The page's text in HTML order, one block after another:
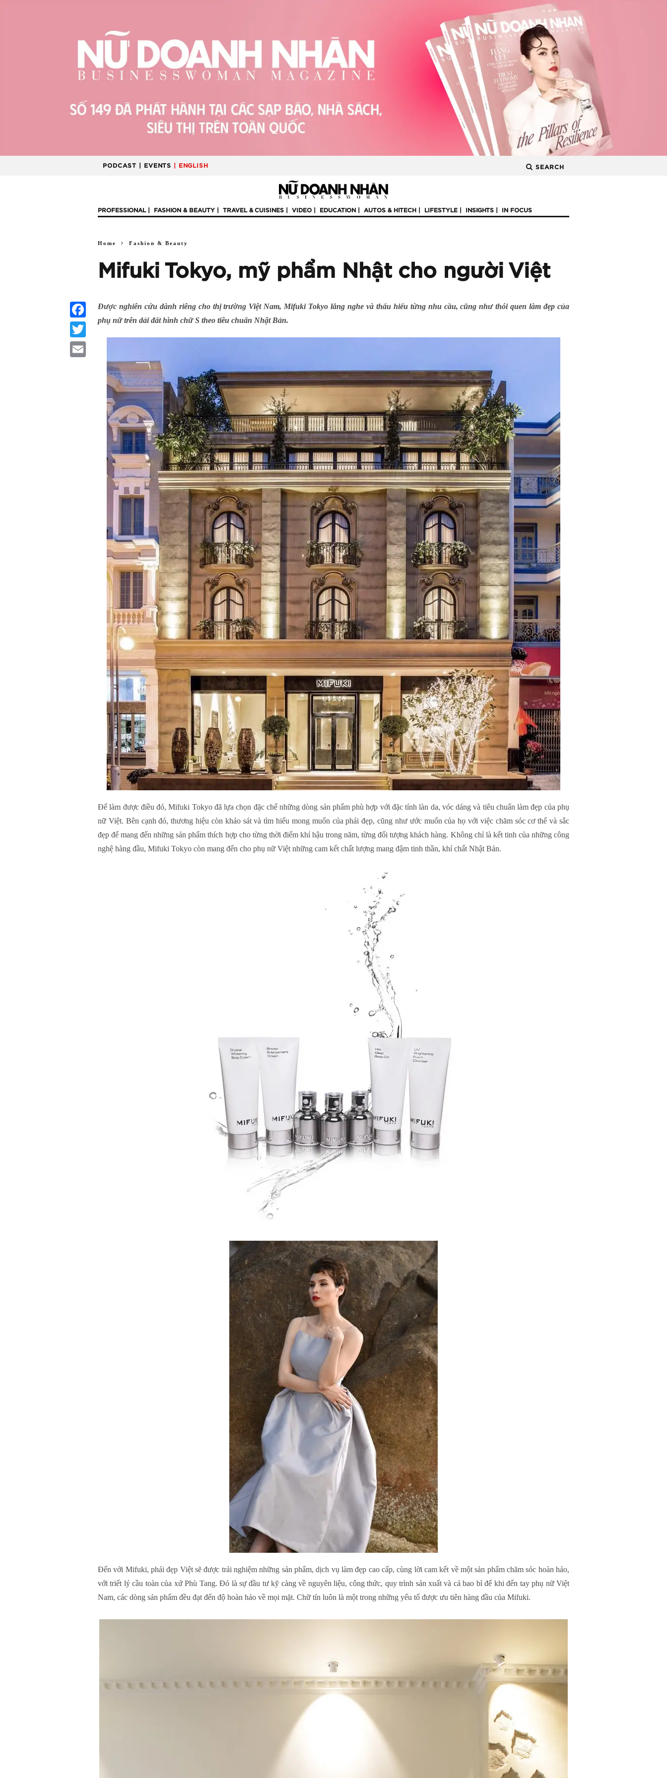
PODCAST | EVENTS | ENGLISH SEARCH
PROFESSIONAL FASHION & BEAUTY TRAVEL & CUISINES VIDEO EDUCATION AUTOS & HITECH LIFESTYLE INSIGHTS IN FOCUS
Home Fashion & Beauty
Mifuki Tokyo, mỹ phẩm Nhật cho người Việt
Được nghiên cứu dành riêng cho thị trường Việt Nam, Mifuki Tokyo lắng nghe và thấu hiểu từng nhu cầu, cũng như thói quen làm đẹp của
phụ nữ trên dải đất hình chữ S theo tiêu chuẩn Nhật Bản.
Để làm được điều đó, Mifuki Tokyo đã lựa chọn đặc chế những dòng sản phẩm phù hợp với đặc tính làn da, vóc dáng và tiêu chuẩn làm đẹp của phụ
nữ Việt. Bên cạnh đó, thương hiệu còn khảo sát và tìm hiểu mong muốn của phái đẹp, cũng như ước muốn của họ với việc chăm sóc cơ thể và sắc
đẹp để mang đến những sản phẩm thích hợp cho từng thời điểm khí hậu trong năm, từng đối tượng khách hàng. Không chỉ là kết tinh của những công
nghệ hàng đầu, Mifuki Tokyo còn mang đến cho phụ nữ Việt những cam kết chất lượng mang đậm tinh thần, khí chất Nhật Bản.
Đến với Mifuki, phái đẹp Việt sẽ được trải nghiệm những sản phẩm, dịch vụ làm đẹp cao cấp, cùng lời cam kết về một sản phẩm chăm sóc hoàn hảo,
với triết lý cầu toàn của xứ Phù Tang. Đó là sự đầu tư kỹ càng về nguyên liệu, công thức, quy trình sản xuất và cả bao bì để khi đến tay phụ nữ Việt
Nam, các dòng sản phẩm đều đạt đến độ hoàn hảo về mọi mặt. Chữ tín luôn là một trong những yếu tố được ưu tiên hàng đầu của Mifuki.
Facebook
Twitter